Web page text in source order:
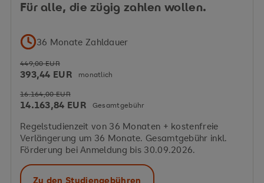
Berufserfahrung
Quelle: TVöD SuE Tabelle, Stand: 01.08.2026
Für alle, die zügig zahlen wollen.
36 Monate Zahldauer
449,00 EUR
393,44 EUR monatlich
16.164,00 EUR
14.163,84 EUR Gesamtgebühr
Regelstudienzeit von 36 Monaten + kostenfreie
Verlängerung um 36 Monate. Gesamtgebühr inkl.
Förderung bei Anmeldung bis 30.09.2026.
Zu den Studiengebühren